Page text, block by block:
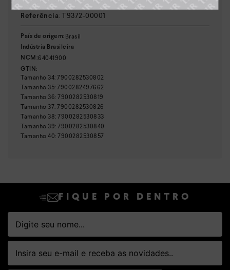
Cor : Bege
Referência: T9372-00001
País de origem: Brasil
Indústria Brasileira
NCM:64041900
GTIN:
Tamanho 34:7900282530802
Tamanho 35:7900282497662
Tamanho 36:7900282530819
Tamanho 37:7900282530826
Tamanho 38:7900282530833
Tamanho 39:7900282530840
Tamanho40:7900282530857
FIQUE POR DENTRO